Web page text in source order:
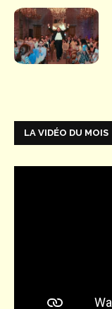
LA VIDÉO DU MOIS